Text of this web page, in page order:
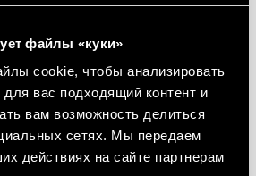
файлы «куки»
cookie, чтобы анализировать
вас подходящий контент и
вам возможность делиться
сетях. Мы передаем
действиях на сайте партнерам
applications